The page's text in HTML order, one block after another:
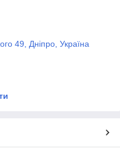
49, Дніпро, Україна